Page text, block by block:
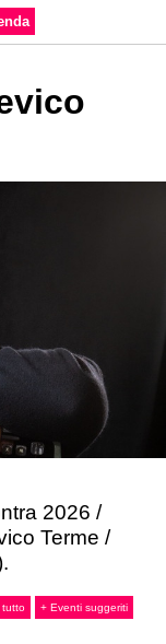
2026 /
Terme /
tutto + Eventi suggeriti